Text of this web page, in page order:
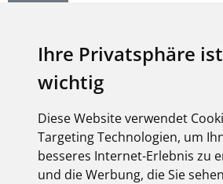
Ihre Privatsphäre
wichtig
Diese Website verwendet
Targeting Technologien, um
besseres Internet-Erlebnis zu
und die Werbung, die Sie
elektroforum 2.2025
Das Forum für Industrie,
Dienstleister & Institutionen
Inklusive aller FEGIME
Großhändler auf einen